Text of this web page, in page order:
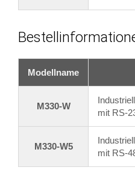
Modellname
M330-W
mit RS-
M330-W5
mit RS-